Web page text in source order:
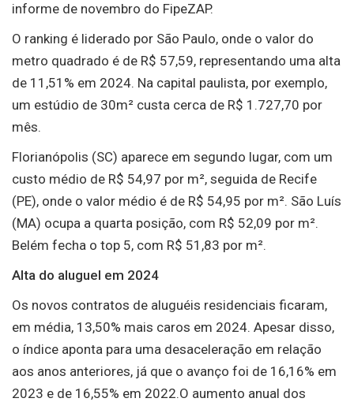
informe de novembro do FipeZAP.
O ranking é liderado por São Paulo, onde o valor do
metro quadrado é de R$ 57,59, representando uma alta
de 11,51% em 2024. Na capital paulista, por exemplo,
um estúdio de 30m² custa cerca de R$ 1.727,70 por
mês.
Florianópolis (SC) aparece em segundo lugar, com um
custo médio de R$ 54,97 por m², seguida de Recife
(PE), onde o valor médio é de R$ 54,95 por m². São Luís
(MA) ocupa a quarta posição, com R$ 52,09 por m².
Belém fecha o top 5, com R$ 51,83 por m².
Alta do aluguel em 2024
Os novos contratos de aluguéis residenciais ficaram,
em média, 13,50% mais caros em 2024. Apesar disso,
o índice aponta para uma desaceleração em relação
aos anos anteriores, já que o avanço foi de 16,16% em
2023 e de 16,55% em 2022.O aumento anual dos